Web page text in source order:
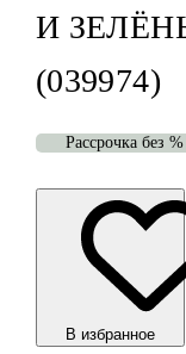
И
(039974)
Рассрочка без %
В избранноe